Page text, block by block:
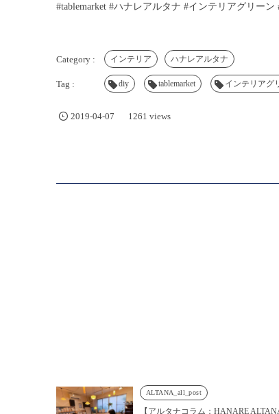
#tablemarket #ハナレアルタナ #インテリアグリー
インテリア ハナレアルタナ
diy tablemarket インテリアグ
2019-04-07 1261 views
ALTANA_all_post
【アルタナコラム；HANARE